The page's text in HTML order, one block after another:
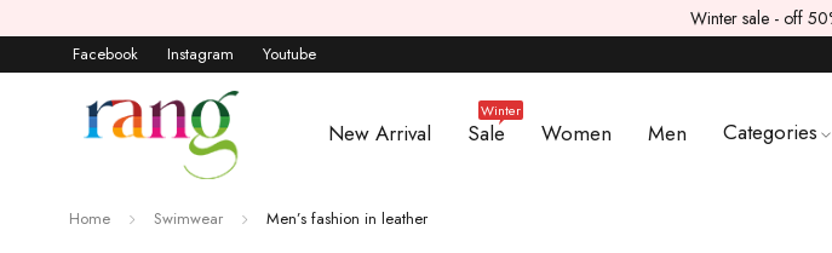
Winter sale - off
Facebook Instagram Youtube
New Arrival Sale
Winter
Women Men Categories
Home Swimwear Men’s fashion in leather